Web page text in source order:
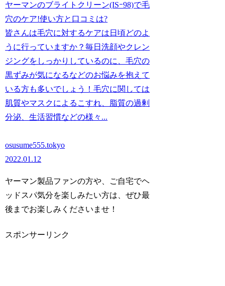
ヤーマンのブライトクリーン(ISｰ98)で毛
穴のケア!使い方と口コミは?
皆さんは毛穴に対するケアは日頃どのよ
うに行っていますか？毎日洗顔やクレン
ジングをしっかりしているのに、毛穴の
黒ずみが気になるなどのお悩みを抱えて
いる方も多いでしょう！毛穴に関しては
肌質やマスクによるこすれ、脂質の過剰
分泌、生活習慣などの様々...
osusume555.tokyo
2022.01.12
ヤーマン製品ファンの方や、ご自宅でヘ
ッドスパ気分を楽しみたい方は、ぜひ最
後までお楽しみくださいませ！
スポンサーリンク